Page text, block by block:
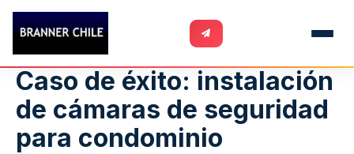
Caso de éxito: instalación
de cámaras de seguridad
para condominio